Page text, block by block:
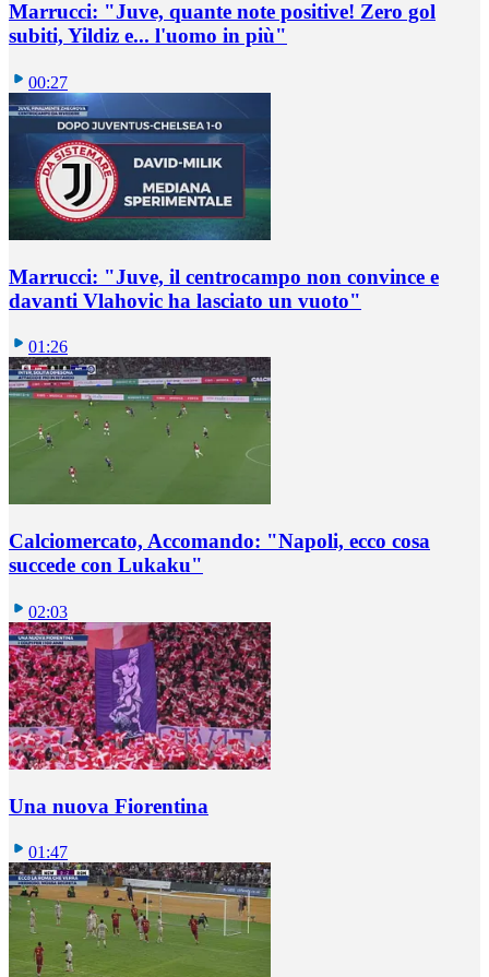
Marrucci: "Juve, quante note positive! Zero gol
subiti, Yildiz e... l'uomo in più"
00:27
Marrucci: "Juve, il centrocampo non convince e
davanti Vlahovic ha lasciato un vuoto"
01:26
Calciomercato, Accomando: "Napoli, ecco cosa
succede con Lukaku"
02:03
Una nuova Fiorentina
01:47